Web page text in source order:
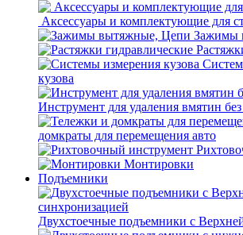
Аксессуары и комплектующие для
Зажимы
кузова
Инструмент для удаления вмятин
домкраты для перемещения авто
Монтировки
Подъемники
Двухстоечные подъемники с